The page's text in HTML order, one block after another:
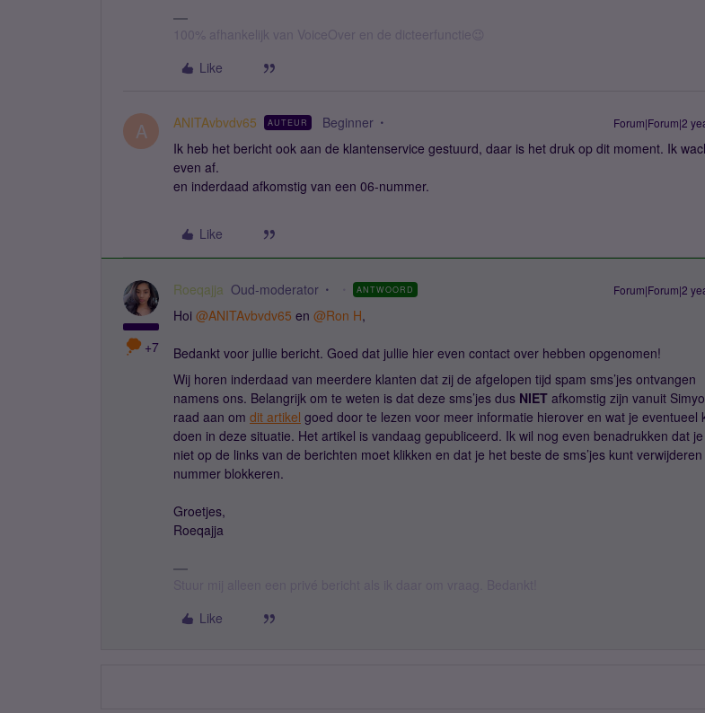
100% afhankelijk van VoiceOver en de dicteerfunctie😉
Like
A ANITAvbvdv65 AUTEUR Beginner Forum|Forum|2
Ik heb het bericht ook aan de klantenservice gestuurd, daar is het druk op dit moment. Ik
even af.
en inderdaad afkomstig van een 06-nummer.
Like
+7
Roeqajja Oud-moderator ANTWOORD Forum|Forum|2
Hoi @ANITAvbvdv65 en @Ron H,
Bedankt voor jullie bericht. Goed dat jullie hier even contact over hebben opgenomen!
Wij horen inderdaad van meerdere klanten dat zij de afgelopen tijd spam sms’jes ontvangen
namens ons. Belangrijk om te weten is dat deze sms’jes dus NIET afkomstig zijn vanuit
raad aan om dit artikel goed door te lezen voor meer informatie hierover en wat je eventueel
doen in deze situatie. Het artikel is vandaag gepubliceerd. Ik wil nog even benadrukken dat
niet op de links van de berichten moet klikken en dat je het beste de sms’jes kunt
nummer blokkeren.
Groetjes,
Roeqajja
Like